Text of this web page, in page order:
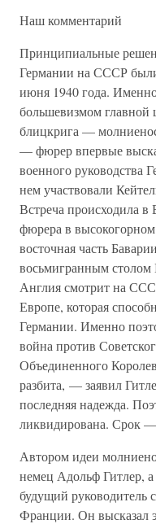
Наш комментарий
Принципиальные
Германии на СССР
июня 1940 года. Именно
большевизмом
блицкрига —
— фюрер впервые
военного руководства
нем участвовали
Встреча происходила
фюрера в
восточная часть
восьмигранным столом
Англия смотрит на
Европе, которая
Германии. Именно
война против
Объединенного
разбита, — заявил
последняя надежда.
ликвидирована. Срок —
Автором идеи
немец Адольф Гитлер,
будущий руководитель
Франции. Он высказал